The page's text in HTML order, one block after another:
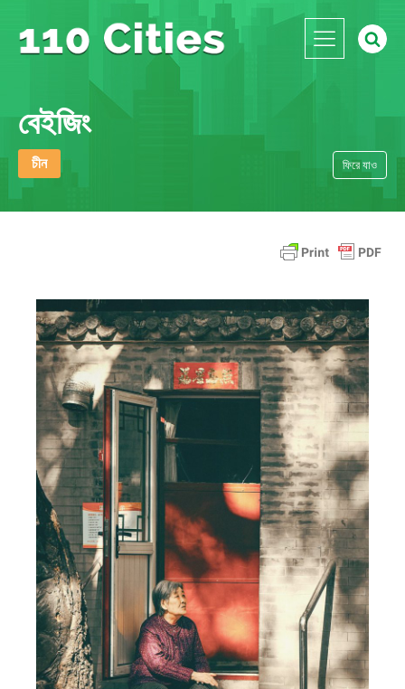
বেইজিং
চীন ফিরে যাও